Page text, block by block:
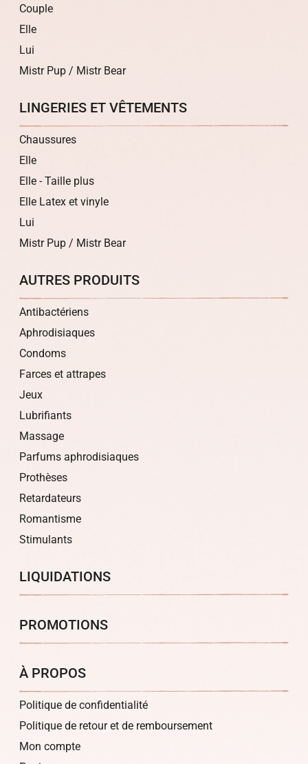
Couple
Elle
Lui
Mistr Pup / Mistr Bear
LINGERIES ET VÊTEMENTS
Chaussures
Elle
Elle - Taille plus
Elle Latex et vinyle
Lui
Mistr Pup / Mistr Bear
AUTRES PRODUITS
Antibactériens
Aphrodisiaques
Condoms
Farces et attrapes
Jeux
Lubrifiants
Massage
Parfums aphrodisiaques
Prothèses
Retardateurs
Romantisme
Stimulants
LIQUIDATIONS
PROMOTIONS
À PROPOS
Politique de confidentialité
Politique de retour et de remboursement
Mon compte